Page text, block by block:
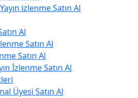
izlenme Satın Al
Al
Satın Al
Satın Al
İzlenme Satın Al
Üyesi Satın Al